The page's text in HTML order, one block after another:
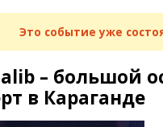
Это событие уже
– большой
в Караганде